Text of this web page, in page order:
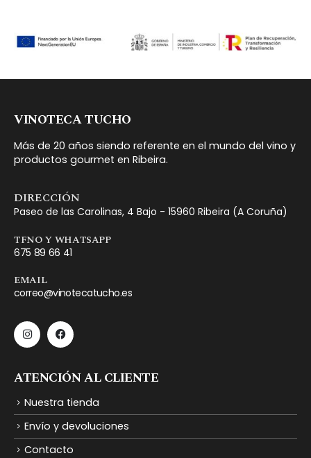
VINOTECA TUCHO
Más de 20 años siendo referente en el mundo del vino y
productos gourmet en Ribeira.
DIRECCIÓN
Paseo de las Carolinas, 4 Bajo - 15960 Ribeira (A Coruña)
TFNO Y WHATSAPP
675 89 66 41
EMAIL
correo@vinotecatucho.es
ATENCIÓN AL CLIENTE
Nuestra tienda
Envío y devoluciones
Contacto